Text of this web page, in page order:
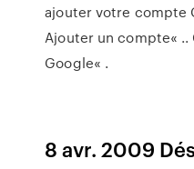
ajouter votre compte
Ajouter un compte« ..
Google« .
8 avr. 2009